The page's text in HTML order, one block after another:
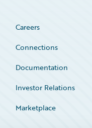
Careers
Connections
Documentation
Investor Relations
Marketplace